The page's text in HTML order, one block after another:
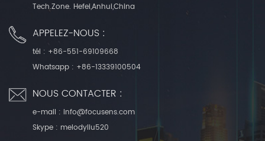
Tech.Zone. Hefei,Anhui,China
APPELEZ-NOUS :
tél : +86-551-69109668
Whatsapp : +86-13339100504
NOUS CONTACTER :
e-mail : info@focusens.com
Skype : melodyliu520